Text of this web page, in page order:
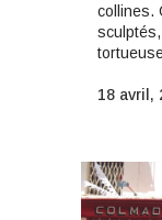
collines.
18 avril,